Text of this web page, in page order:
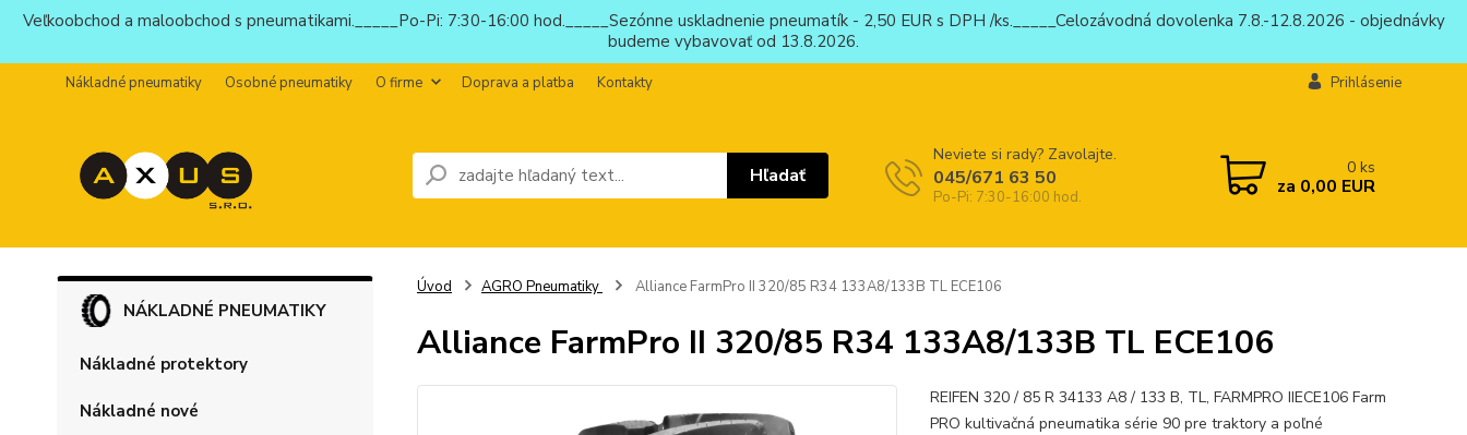
Veľkoobchod a maloobchod s pneumatikami._____Po-Pi: 7:30-16:00 hod._____Sezónne uskladnenie pneumatík - 2,50 EUR s DPH /ks._____Celozávodná dovolenka 7.8.-12.8.2026 - objednávky
budeme vybavovať od 13.8.2026.
Nákladné pneumatiky Osobné pneumatiky O firme Doprava a platba Kontakty Prihlásenie
Hľadať
Neviete si rady? Zavolajte.
045/671 63 50
Po-Pi: 7:30-16:00 hod.
0 ks
za 0,00 EUR
NÁKLADNÉ PNEUMATIKY
Nákladné protektory
Nákladné nové
Úvod AGRO Pneumatiky Alliance FarmPro II 320/85 R34 133A8/133B TL ECE106
Alliance FarmPro II 320/85 R34 133A8/133B TL ECE106
REIFEN 320 / 85 R 34133 A8 / 133 B, TL, FARMPRO IIECE106 Farm
PRO kultivačná pneumatika série 90 pre traktory a poľné